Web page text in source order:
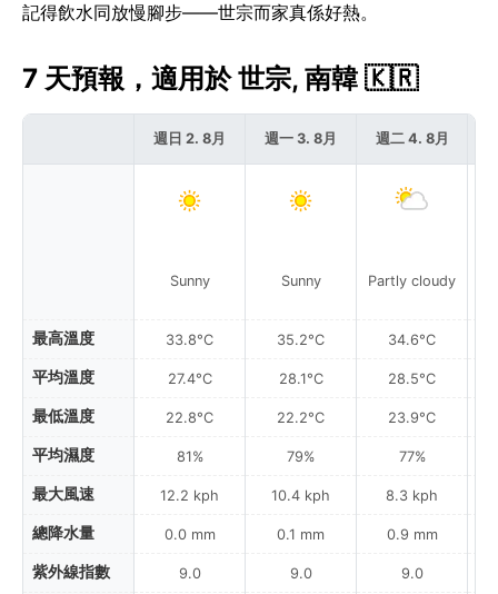
記得飲水同放慢腳步——世宗而家真係好熱。
7 天預報，適用於 世宗, 南韓 🇰🇷
最高溫度
平均溫度
最低溫度
平均濕度
最大風速
總降水量
紫外線指數
週日 2. 8月
Sunny
33.8°C
27.4°C
22.8°C
81%
12.2 kph
0.0 mm
9.0
週一 3. 8月
Sunny
35.2°C
28.1°C
22.2°C
79%
10.4 kph
0.1 mm
9.0
週二 4. 8月
Partly cloudy
34.6°C
28.5°C
23.9°C
77%
8.3 kph
0.9 mm
9.0